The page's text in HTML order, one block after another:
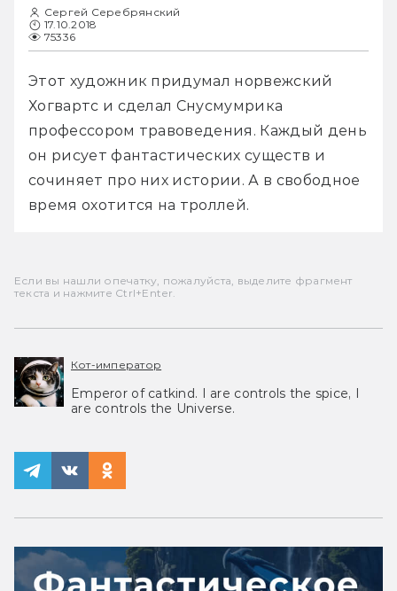
Сергей Серебрянский
17.10.2018
75336
Этот художник придумал норвежский
Хогвартс и сделал Снусмумрика
профессором травоведения. Каждый день
он рисует фантастических существ и
сочиняет про них истории. А в свободное
время охотится на троллей.
Если вы нашли опечатку, пожалуйста, выделите фрагмент
текста и нажмите Ctrl+Enter.
Кот-император
Emperor of catkind. I are controls the spice, I
are controls the Universe.